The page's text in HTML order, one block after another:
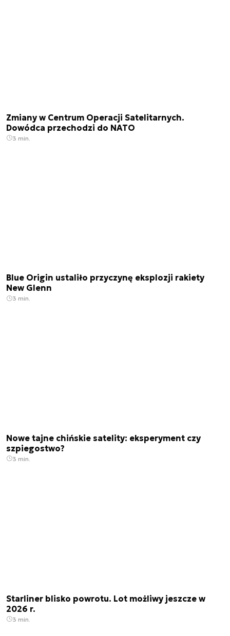
Zmiany w Centrum Operacji Satelitarnych.
Dowódca przechodzi do NATO
3 min.
Blue Origin ustaliło przyczynę eksplozji rakiety
New Glenn
3 min.
Nowe tajne chińskie satelity: eksperyment czy
szpiegostwo?
3 min.
Starliner blisko powrotu. Lot możliwy jeszcze w
2026 r.
3 min.